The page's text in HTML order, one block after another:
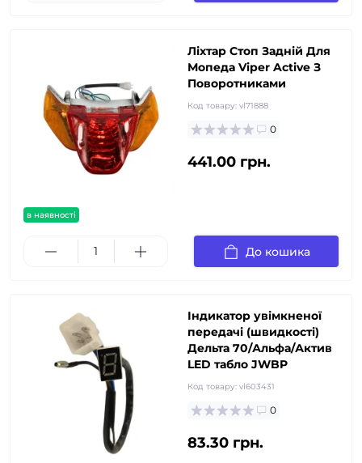
в наявності
Ліхтар Стоп Задній Для
Мопеда Viper Active З
Поворотниками
Код товару: vl71888
0
441.00 грн.
До кошика
Індикатор увімкненої
передачі (швидкості)
Дельта 70/Альфа/Актив
LED табло JWBP
Код товару: vl603431
0
83.30 грн.